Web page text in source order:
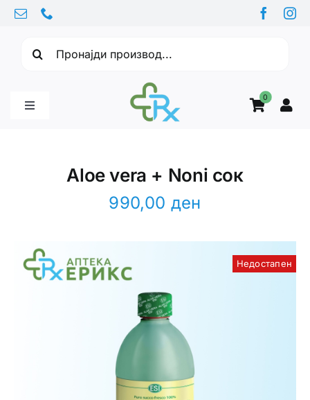
Skip
content
0
Toggle
Здравствени проблеми
Aloe vera + Noni сок
990,00 ден
Недостапен